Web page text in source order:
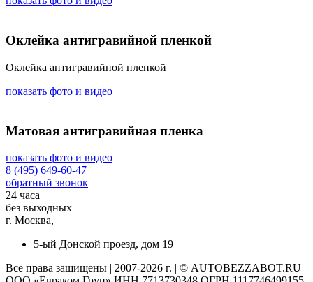
Оклейка антигравийной пленкой
Оклейка антигравийной пленкой
показать фото и видео
Матовая антигравийная пленка
показать фото и видео
8 (495) 649-60-47
обратный звонок
24 часа
без выходных
г. Москва,
5-ый Донской проезд, дом 19
Все права защищены | 2007-2026 г. | © AUTOBEZZABOT.RU |